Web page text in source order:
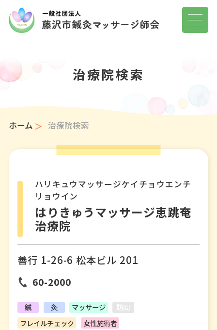
治療院検索
ホーム 治療院検索
ハリキュウマッサージケイチョウエンチ
リョウイン
はりきゅうマッサージ恵跳奄
治療院
善行 1-26-6 松本ビル 201
60-2000
鍼 灸 マッサージ
訪問
フレイルチェック
女性施術者